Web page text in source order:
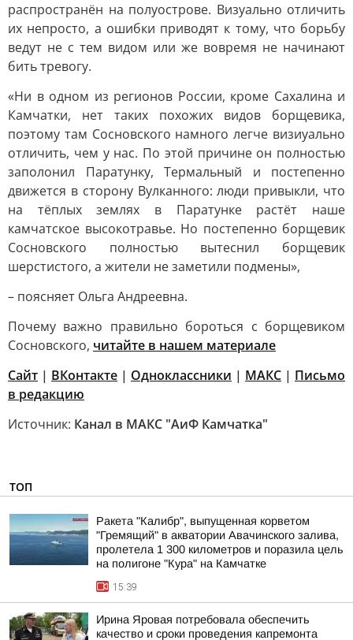
распространён на полуострове. Визуально отличить
их непросто, а ошибки приводят к тому, что борьбу
ведут не с тем видом или же вовремя не начинают
бить тревогу.
«Ни в одном из регионов России, кроме Сахалина и
Камчатки, нет таких похожих видов борщевика,
поэтому там Сосновского намного легче визиуально
отличить, чем у нас. По этой причине он полностью
заполонил Паратунку, Термальный и постепенно
движется в сторону Вулканного: люди привыкли, что
на тёплых землях в Паратунке растёт наше
камчатское высокотравье. Но постепенно борщевик
Сосновского полностью вытеснил борщевик
шерстистого, а жители не заметили подмены»,
– поясняет Ольга Андреевна.
Почему важно правильно бороться с борщевиком
Сосновского, читайте в нашем материале
Сайт | ВКонтакте | Одноклассники | MАКС | Письмо
в редакцию
Источник: Канал в МАКС "АиФ Камчатка"
ТОП
Ракета "Калибр", выпущенная корветом
"Гремящий" в акватории Авачинского залива,
пролетела 1 300 километров и поразила цель
на полигоне "Кура" на Камчатке
15:39
Ирина Яровая потребовала обеспечить
качество и сроки проведения капремонта